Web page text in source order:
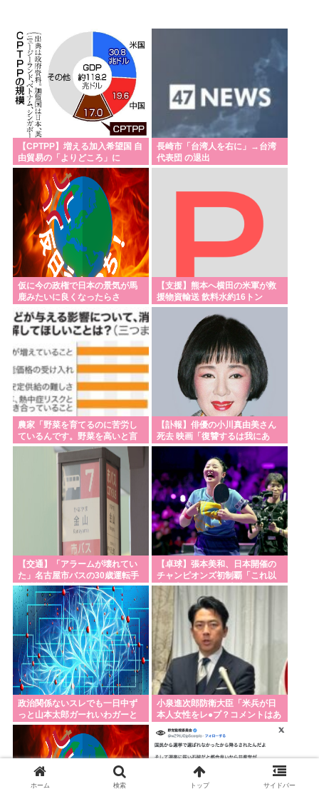
【歴史】「ああァ、だまされちゃった。今度生れる
時はアメリカへ生れるぞ」 22歳で戦死した特攻隊員
が出撃前の日記に残した”本音”
小牛田・涌谷・登米 宮城県の難読地名
糞ダサエグザイル社長ヒロ、逮捕、妻の顔面ボコボ
コ半56しにした。
『しゃべくり007』”偏差値70英語エリート軍団” 河
野太郎、中田敦彦、岸谷蘭丸らが英語”お受験”事
情・学習法を徹底解説
「日本で1番有名なドイツ人」、意見が分かれる
【画像】高市早苗さんの経歴、マジで謎www
【緊急】エアコン壊れた
複数の台風、日本の周りを回りはじめる 高市😭
高市の無責任減税反対派の自民党議員、案の定いつ
ものまともなメンツだったwww
Powered by livedoor 相互RSS
【CPTPP】増える加入希望国 自
由貿易の「よりどころ」に
長崎市「台湾人を右に」→台湾
代表団 の退出
仮に今の政権で日本の景気が馬
鹿みたいに良くなったらさ
【支援】熊本へ横田の米軍が救
援物資輸送 飲料水約16トン
農家「野菜を育てるのに苦労し
ているんです。野菜を高いと言
わないでください。」
【訃報】俳優の小川真由美さん
死去 映画「復讐するは我にあ
り」
【交通】「アラームが壊れてい
た」名古屋市バスの30歳運転手
が待機中に車内で居眠り 47分遅
れで運行 金山～妙見町
【卓球】張本美和、日本開催の
チャンピオンズ初制覇「これ以
上の幸せはない」 決勝で昨年女
王の中国選手に4-2 WTTチャン
ピオンズ横浜
政治関係ないスレでも一日中ず
っと山本太郎ガーれいわガーと
何やら喚いてる狂人いるでしょ
小泉進次郎防衛大臣「米兵が日
本人女性をレ●プ？コメントはあ
りませんね」
ホーム 検索 トップ サイドバー